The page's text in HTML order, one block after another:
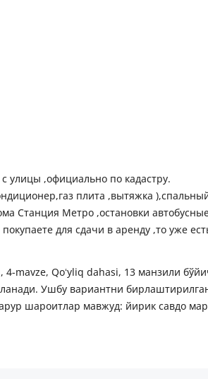
улицы ,официально по кадастру.
плита ,вытяжка
Станция Метро ,остановки
для сдачи в аренду ,то уже
mavze, Qoʻyliq dahasi, 13 манзили
Ушбу вариантни
шароитлар мавжуд: йирик савдо